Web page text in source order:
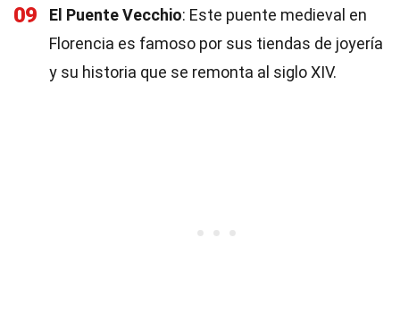
09 El Puente Vecchio: Este puente medieval en
Florencia es famoso por sus tiendas de joyería
y su historia que se remonta al siglo XIV.